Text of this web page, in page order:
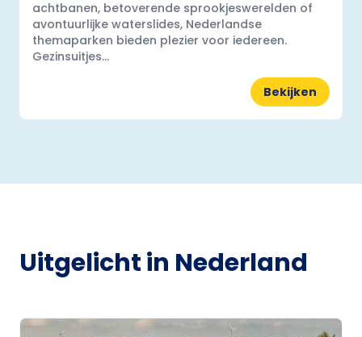
achtbanen, betoverende sprookjeswerelden of
avontuurlijke waterslides, Nederlandse
themaparken bieden plezier voor iedereen.
Gezinsuitjes...
Bekijken
Uitgelicht in Nederland